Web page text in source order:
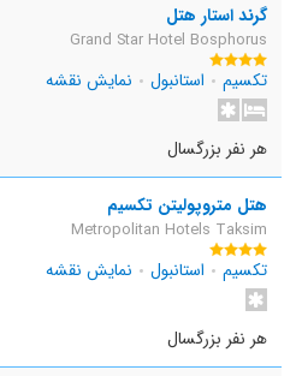
گرند استار هتل
Grand Star Hotel Bosphorus
تکسیم استانبول نمایش نقشه
هر نفر بزرگسال
هتل متروپولیتن تکسیم
Metropolitan Hotels Taksim
تکسیم استانبول نمایش نقشه
هر نفر بزرگسال